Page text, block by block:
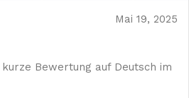
Mai 19, 2025
Bewertung auf Deutsch im